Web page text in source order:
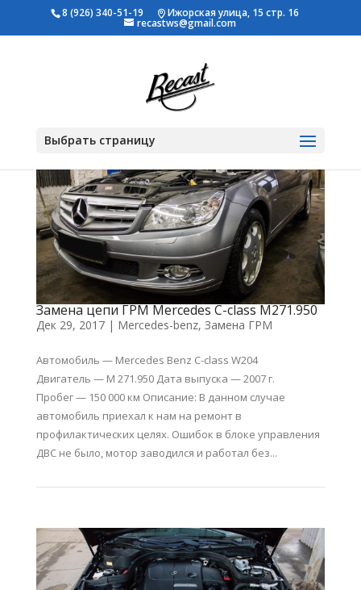
8 (926) 340-51-19 Ижорская улица, 15 стр. 16
recastws@gmail.com
Выбрать страницу
Замена цепи ГРМ Mercedes C-class M271.950
Дек 29, 2017| Mercedes-benz, Замена ГРМ
Автомобиль — Mercedes Benz C-class W204
Двигатель — M 271.950 Дата выпуска — 2007 г.
Пробег — 150 000 км Описание: В данном случае
автомобиль приехал к нам на ремонт в
профилактических целях. Ошибок в блоке управления
ДВС не было, мотор заводился и работал без...